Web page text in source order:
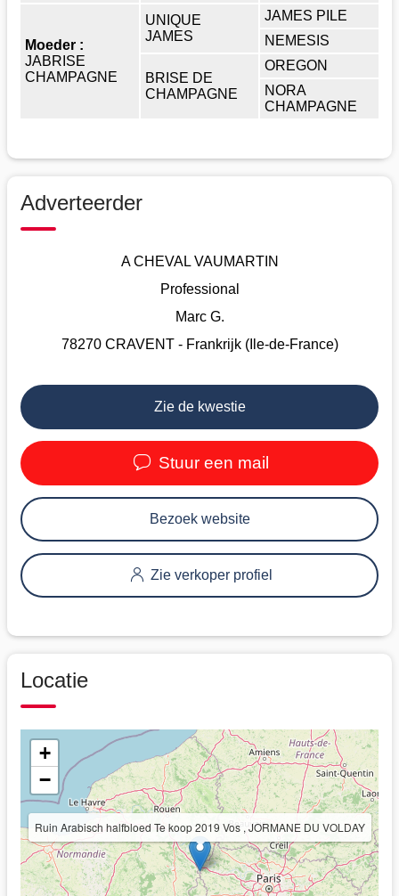
Moeder :
JABRISE
CHAMPAGNE
UNIQUE
JAMES
JAMES PILE
NEMESIS
BRISE DE
CHAMPAGNE
OREGON
NORA
CHAMPAGNE
Adverteerder
A CHEVAL VAUMARTIN
Professional
Marc G.
78270 CRAVENT - Frankrijk (Ile-de-France)
Zie de kwestie
Stuur een mail
Bezoek website
Zie verkoper profiel
Locatie
Ruin Arabisch halfbloed Te koop 2019 Vos , JORMANE DU VOLDAY
+
−